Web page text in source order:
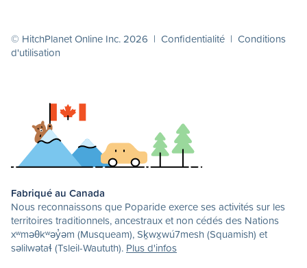
© HitchPlanet Online Inc. 2026 | Confidentialité | Conditions
d'utilisation
Fabriqué au Canada
Nous reconnaissons que Poparide exerce ses activités sur les
territoires traditionnels, ancestraux et non cédés des Nations
xʷməθkʷəy̓əm (Musqueam), Sḵwx̱wú7mesh (Squamish) et
səlilwətaɬ (Tsleil-Waututh). Plus d'infos